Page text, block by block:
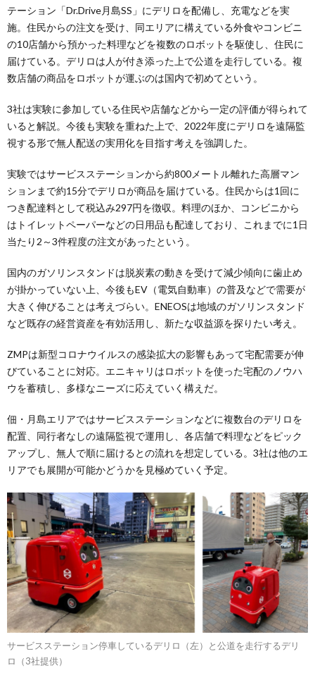
テーション「Dr.Drive月島SS」にデリロを配備し、充電などを実
施。住民からの注文を受け、同エリアに構えている外食やコンビニ
の10店舗から預かった料理などを複数のロボットを駆使し、住民に
届けている。デリロは人が付き添った上で公道を走行している。複
数店舗の商品をロボットが運ぶのは国内で初めてという。
3社は実験に参加している住民や店舗などから一定の評価が得られて
いると解説。今後も実験を重ねた上で、2022年度にデリロを遠隔監
視する形で無人配送の実用化を目指す考えを強調した。
実験ではサービスステーションから約800メートル離れた高層マン
ションまで約15分でデリロが商品を届けている。住民からは1回に
つき配達料として税込み297円を徴収。料理のほか、コンビニから
はトイレットペーパーなどの日用品も配達しており、これまでに1日
当たり2～3件程度の注文があったという。
国内のガソリンスタンドは脱炭素の動きを受けて減少傾向に歯止め
が掛かっていない上、今後もEV（電気自動車）の普及などで需要が
大きく伸びることは考えづらい。ENEOSは地域のガソリンスタンド
など既存の経営資産を有効活用し、新たな収益源を探りたい考え。
ZMPは新型コロナウイルスの感染拡大の影響もあって宅配需要が伸
びていることに対応。エニキャリはロボットを使った宅配のノウハ
ウを蓄積し、多様なニーズに応えていく構えだ。
佃・月島エリアではサービスステーションなどに複数台のデリロを
配置、同行者なしの遠隔監視で運用し、各店舗で料理などをピック
アップし、無人で順に届けるとの流れを想定している。3社は他のエ
リアでも展開が可能かどうかを見極めていく予定。
サービスステーション停車しているデリロ（左）と公道を走行するデリ
ロ（3社提供）